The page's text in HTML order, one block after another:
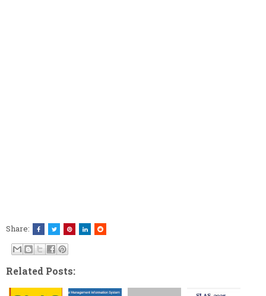
Share:
Related Posts: